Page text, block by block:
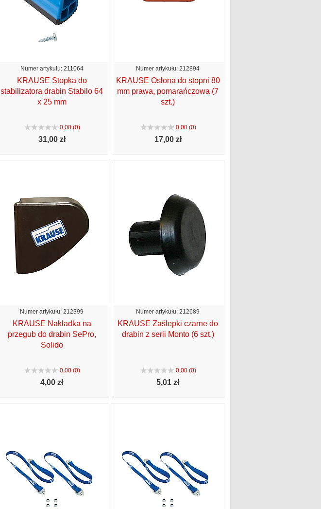
Numer artykułu: 211064
KRAUSE Stopka do
stabilizatora drabin Stabilo 64
x 25 mm
0,00 (0)
31,00 zł
Numer artykułu: 212894
KRAUSE Osłona do stopni 80
mm prawa, pomarańczowa (7
szt.)
0,00 (0)
17,00 zł
Numer artykułu: 212399
KRAUSE Nakładka na
przegub do drabin SePro,
Solido
0,00 (0)
4,00 zł
Numer artykułu: 212689
KRAUSE Zaślepki czarne do
drabin z serii Monto (6 szt.)
0,00 (0)
5,01 zł